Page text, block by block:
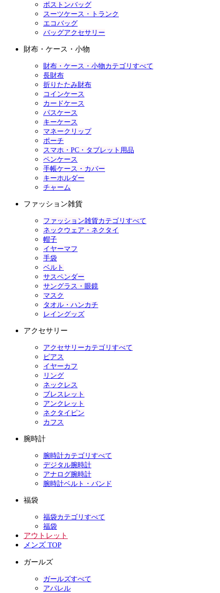
ボストンバッグ
スーツケース・トランク
エコバッグ
バッグアクセサリー
財布・ケース・小物
財布・ケース・小物カテゴリすべて
長財布
折りたたみ財布
コインケース
カードケース
パスケース
キーケース
マネークリップ
ポーチ
スマホ・PC・タブレット用品
ペンケース
手帳ケース・カバー
キーホルダー
チャーム
ファッション雑貨
ファッション雑貨カテゴリすべて
ネックウェア・ネクタイ
帽子
イヤーマフ
手袋
ベルト
サスペンダー
サングラス・眼鏡
マスク
タオル・ハンカチ
レイングッズ
アクセサリー
アクセサリーカテゴリすべて
ピアス
イヤーカフ
リング
ネックレス
ブレスレット
アンクレット
ネクタイピン
カフス
腕時計
腕時計カテゴリすべて
デジタル腕時計
アナログ腕時計
腕時計ベルト・バンド
福袋
福袋カテゴリすべて
福袋
アウトレット
メンズ TOP
ガールズ
ガールズすべて
アパレル